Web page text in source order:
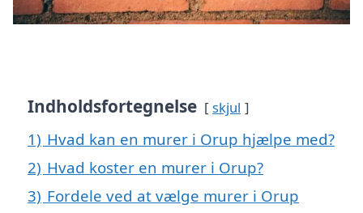
Indholdsfortegnelse skjul
1) Hvad kan en murer i Orup hjælpe med?
2) Hvad koster en murer i Orup?
3) Fordele ved at vælge murer i Orup